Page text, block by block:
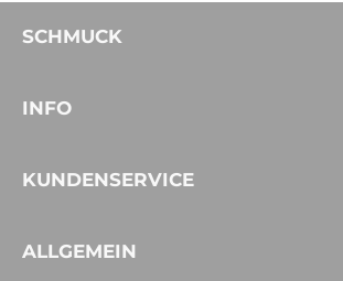
SCHMUCK
INFO
KUNDENSERVICE
ALLGEMEIN